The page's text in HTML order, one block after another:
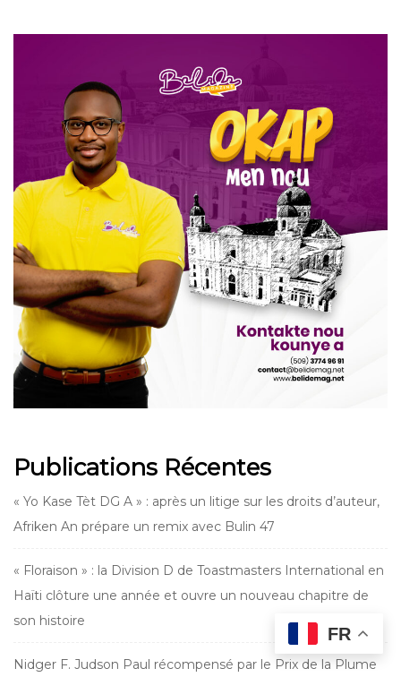
Publications Récentes
« Yo Kase Tèt DG A » : après un litige sur les droits d’auteur,
Afriken An prépare un remix avec Bulin 47
« Floraison » : la Division D de Toastmasters International en
Haïti clôture une année et ouvre un nouveau chapitre de
son histoire
Nidger F. Judson Paul récompensé par le Prix de la Plume
FR